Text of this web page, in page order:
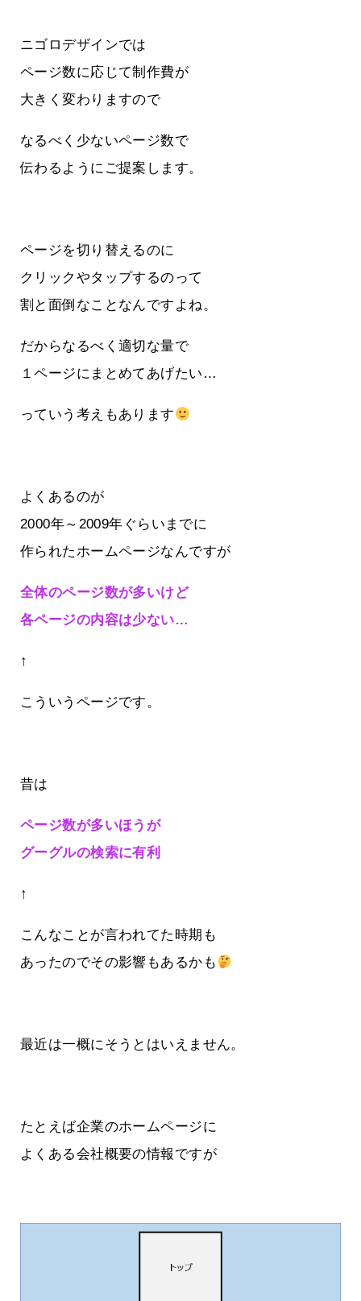
ニゴロデザインでは
ページ数に応じて制作費が
大きく変わりますので
なるべく少ないページ数で
伝わるようにご提案します。
ページを切り替えるのに
クリックやタップするのって
割と面倒なことなんですよね。
だからなるべく適切な量で
１ページにまとめてあげたい…
っていう考えもあります
よくあるのが
2000年～2009年ぐらいまでに
作られたホームページなんですが
全体のページ数が多いけど
各ページの内容は少ない…
↑
こういうページです。
昔は
ページ数が多いほうが
グーグルの検索に有利
↑
こんなことが言われてた時期も
あったのでその影響もあるかも
最近は一概にそうとはいえません。
たとえば企業のホームページに
よくある会社概要の情報ですが